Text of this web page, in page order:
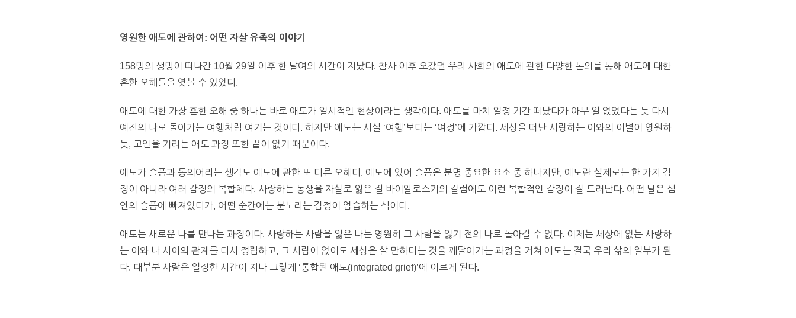
영원한 애도에 관하여: 어떤 자살 유족의 이야기
158명의 생명이 떠나간 10월 29일 이후 한 달여의 시간이 지났다. 참사 이후 오갔던 우리 사회의 애도에 관한 다양한 논의를 통해 애도에 대한
흔한 오해들을 엿볼 수 있었다.
애도에 대한 가장 흔한 오해 중 하나는 바로 애도가 일시적인 현상이라는 생각이다. 애도를 마치 일정 기간 떠났다가 아무 일 없었다는 듯 다시
예전의 나로 돌아가는 여행처럼 여기는 것이다. 하지만 애도는 사실 ‘여행’보다는 ‘여정’에 가깝다. 세상을 떠난 사랑하는 이와의 이별이 영원하
듯, 고인을 기리는 애도 과정 또한 끝이 없기 때문이다.
애도가 슬픔과 동의어라는 생각도 애도에 관한 또 다른 오해다. 애도에 있어 슬픔은 분명 중요한 요소 중 하나지만, 애도란 실제로는 한 가지 감
정이 아니라 여러 감정의 복합체다. 사랑하는 동생을 자살로 잃은 질 바이알로스키의 칼럼에도 이런 복합적인 감정이 잘 드러난다. 어떤 날은 심
연의 슬픔에 빠져있다가, 어떤 순간에는 분노라는 감정이 엄습하는 식이다.
애도는 새로운 나를 만나는 과정이다. 사랑하는 사람을 잃은 나는 영원히 그 사람을 잃기 전의 나로 돌아갈 수 없다. 이제는 세상에 없는 사랑하
는 이와 나 사이의 관계를 다시 정립하고, 그 사람이 없이도 세상은 살 만하다는 것을 깨달아가는 과정을 거쳐 애도는 결국 우리 삶의 일부가 된
다. 대부분 사람은 일정한 시간이 지나 그렇게 ‘통합된 애도(integrated grief)’에 이르게 된다.